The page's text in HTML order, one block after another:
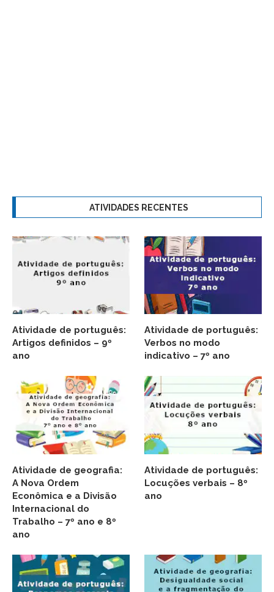
ATIVIDADES RECENTES
Atividade de português:
Artigos definidos – 9º
ano
Atividade de português:
Verbos no modo
indicativo – 7º ano
Atividade de geografia:
A Nova Ordem
Econômica e a Divisão
Internacional do
Trabalho – 7º ano e 8º
ano
Atividade de português:
Locuções verbais – 8º
ano